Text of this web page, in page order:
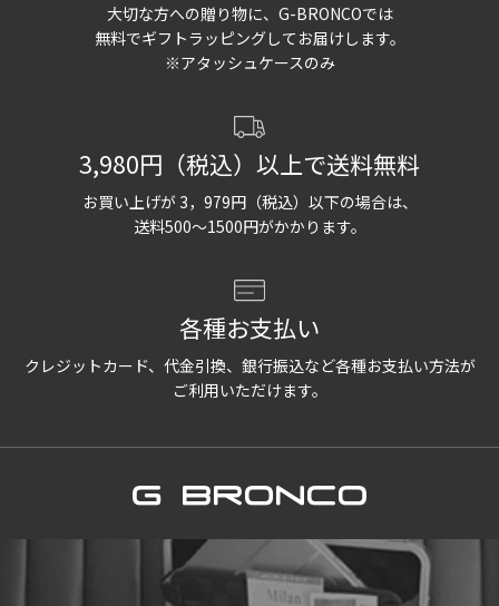
大切な方への贈り物に、G-BRONCOでは
無料でギフトラッピングしてお届けします。
※アタッシュケースのみ
3,980円（税込）以上で送料無料
お買い上げが 3，979円（税込）以下の場合は、
送料500〜1500円がかかります。
各種お支払い
クレジットカード、代金引換、銀行振込など各種お支払い方法が
ご利用いただけます。